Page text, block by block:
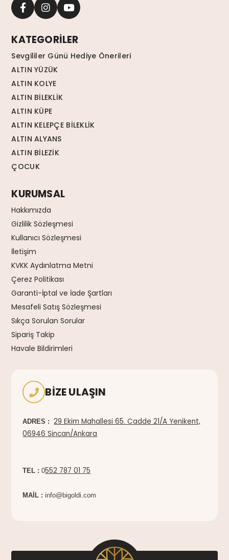
KATEGORİLER
Sevgililer Günü Hediye Önerileri
ALTIN YÜZÜK
ALTIN KOLYE
ALTIN BİLEKLİK
ALTIN KÜPE
ALTIN KELEPÇE BİLEKLİK
ALTIN ALYANS
ALTIN BİLEZİK
ÇOCUK
KURUMSAL
Hakkımızda
Gizlilik Sözleşmesi
Kullanıcı Sözleşmesi
İletişim
KVKK Aydınlatma Metni
Çerez Politikası
Garanti-İptal ve İade Şartları
Mesafeli Satış Sözleşmesi
Sıkça Sorulan Sorular
Sipariş Takip
Havale Bildirimleri
BIZE ULAŞIN
ADRES :
29 Ekim Mahallesi 65. Cadde 21/A Yenikent,
06946 Sincan/Ankara
TEL : 0552 787 01 75
MAİL :info@bigoldi.com